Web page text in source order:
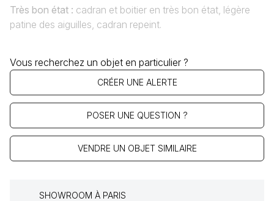
Très bon état : cadran et boitier en très bon état, légère
patine des aiguilles, cadran repeint.
Vous recherchez un objet en particulier ?
CRÉER UNE ALERTE
POSER UNE QUESTION ?
VENDRE UN OBJET SIMILAIRE
SHOWROOM À PARIS